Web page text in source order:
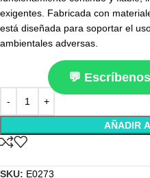
exigentes. Fabricada con
está diseñada para soportar el
ambientales adversas.
💬
AÑADIR
SKU: E0273